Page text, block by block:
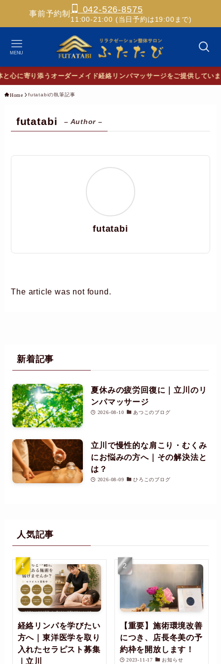
事前予約制 042-526-8575
11:00-21:00 (当日予約は19:00まで)
MENU
に寄り添うオーダーメイド経絡リンパマッサージをご提供していま
Home futatabiの執筆記事
futatabi – Author –
futatabi
The article was not found.
新着記事
夏休みの疲労回復に｜立川のリ
ンパマッサージ
2026-08-10 あつこのブログ
立川で慢性的な肩こり・むくみ
にお悩みの方へ｜その解決法と
は？
2026-08-09 ひろこのブログ
人気記事
経絡リンパを学びたい
方へ｜東洋医学を取り
入れたセラピスト募集
｜立川
【重要】施術環境改善
につき、店長冬美の予
約枠を開放します！
2023-11-17 お知らせ